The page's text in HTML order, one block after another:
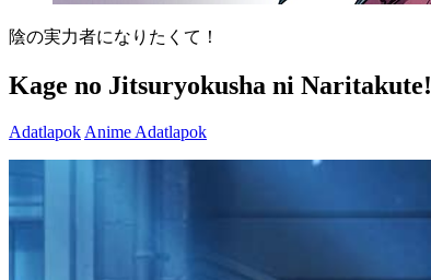
陰の実力者になりたくて！
Kage no Jitsuryokusha ni Naritakute!
Adatlapok Anime Adatlapok